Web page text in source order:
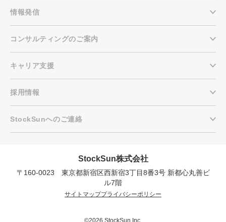
プロに無料相談をする
会社概要資料をダウンロー
ドする
情報発信
コンサルティングのご案内
キャリア支援
採用情報
StockSunへのご連絡
StockSun株式会社
〒160-0023 東京都新宿区西新宿3丁目8番3号 新都心丸善ビ
ル7階
サイトマッププライバシーポリシー
©2026 StockSun Inc.